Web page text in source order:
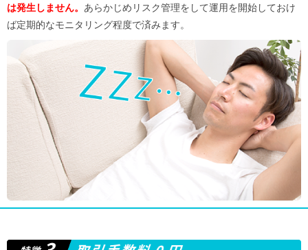
は発生しません。 あらかじめリスク管理をして運用を開始しておけ
ば定期的なモニタリング程度で済みます。